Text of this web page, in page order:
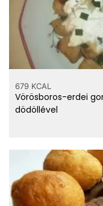
679 KCAL
Vörösboros-erdei
dödöllével